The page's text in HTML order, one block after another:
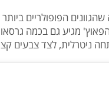
הפופולריים
מגיע גם בכמה
ניטרלית, לצד צבעים